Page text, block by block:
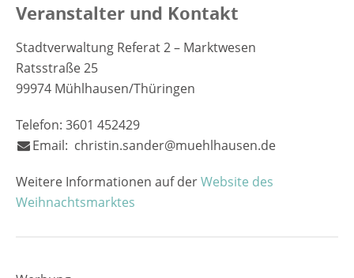
Veranstalter und Kontakt
Stadtverwaltung Referat 2 – Marktwesen
Ratsstraße 25
99974 Mühlhausen/Thüringen
Telefon: 3601 452429
Email: christin.sander@muehlhausen.de
Weitere Informationen auf derWebsite des
Weihnachtsmarktes